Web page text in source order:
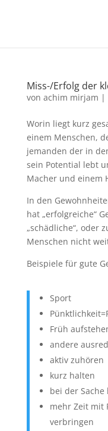
Miss-/Erfolg der
von achim mirjam |
Worin liegt kurz
einem Menschen,
jemanden der in
sein Potential lebt
Macher und einem
In den
hat „erfolgreiche“
„schädliche“, oder
Menschen nicht
Beispiele für gute
Sport
Früh
andere
aktiv zuhören
kurz halten
bei der Sache
mehr Zeit mit
verbringen